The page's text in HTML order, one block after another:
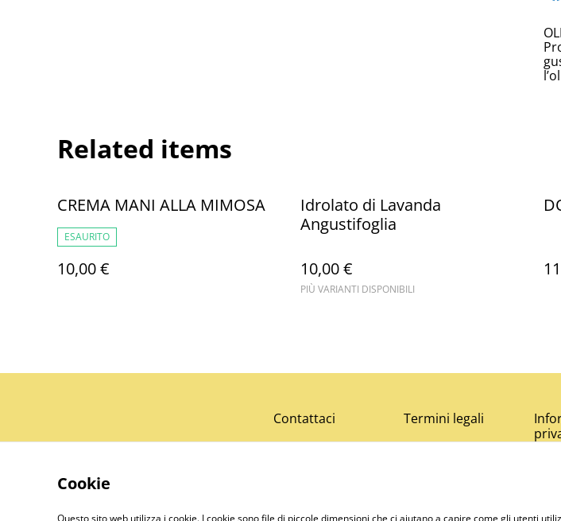
Related items
CREMA MANI ALLA MIMOSA
ESAURITO
10,00 €
Idrolato di Lavanda
Angustifoglia
10,00 €
PIÙ VARIANTI DISPONIBILI
Contattaci Termini legali
Cookie
Questo sito web utilizza i cookie. I cookie sono file di piccole dimensioni che ci aiutano a capire come gli utenti